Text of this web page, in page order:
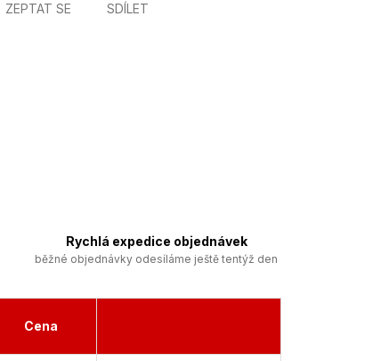
ZEPTAT SE SDÍLET
Rychlá expedice objednávek
běžné objednávky odesíláme ještě tentýž den
Cena